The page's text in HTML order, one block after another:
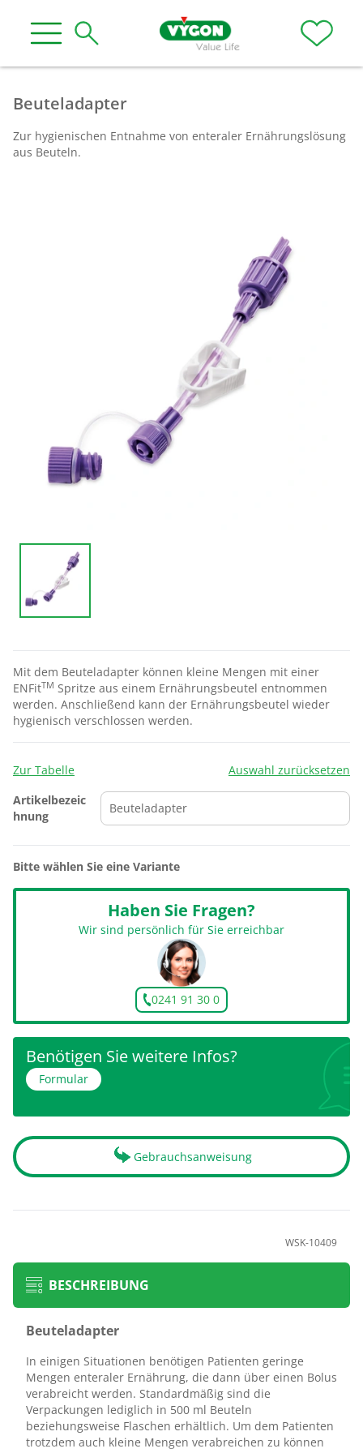
Beuteladapter
Zur hygienischen Entnahme von enteraler Ernährungslösung
aus Beuteln.
Mit dem Beuteladapter können kleine Mengen mit einer
ENFitTM Spritze aus einem Ernährungsbeutel entnommen
werden. Anschließend kann der Ernährungsbeutel wieder
hygienisch verschlossen werden.
Zur Tabelle
Auswahl zurücksetzen
Artikelbezeic
hnung
Bitte wählen Sie eine Variante
Haben Sie Fragen?
Wir sind persönlich für Sie erreichbar
0241 91 30 0
Benötigen Sie weitere Infos?
Formular
Gebrauchsanweisung
WSK-10409
BESCHREIBUNG
Beuteladapter
In einigen Situationen benötigen Patienten geringe
Mengen enteraler Ernährung, die dann über einen Bolus
verabreicht werden. Standardmäßig sind die
Verpackungen lediglich in 500 ml Beuteln
beziehungsweise Flaschen erhältlich. Um dem Patienten
trotzdem auch kleine Mengen verabreichen zu können